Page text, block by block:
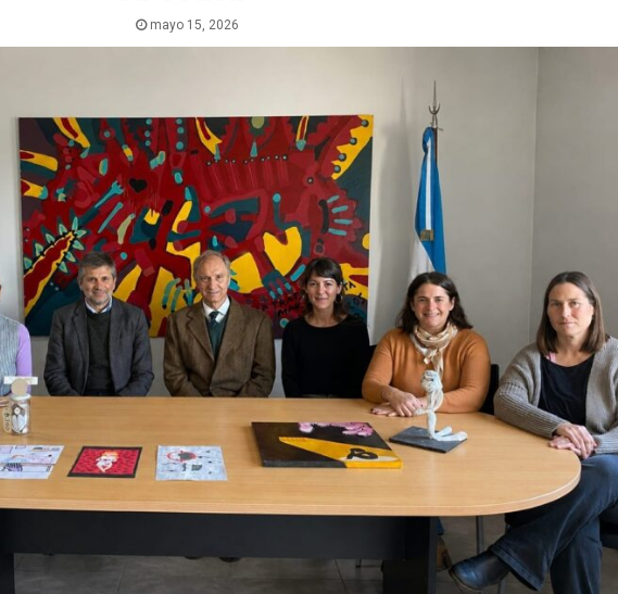
mayo 15, 2026